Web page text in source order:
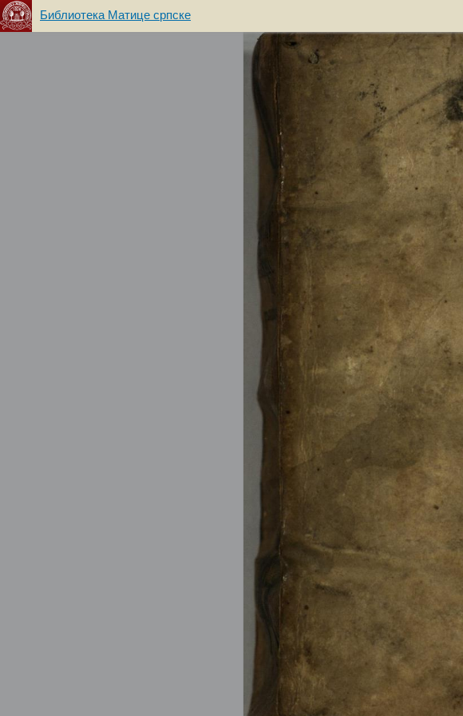
Библиотека Матице српске